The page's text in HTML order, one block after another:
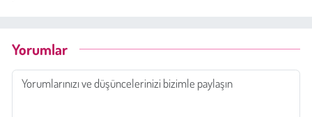
Yorumlar